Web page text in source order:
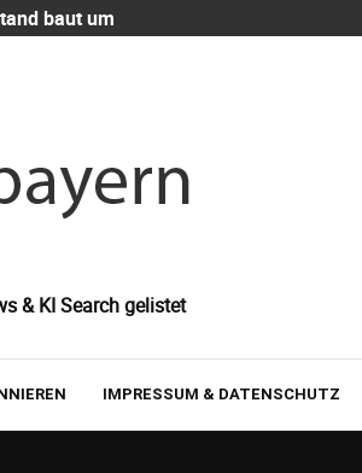
baut um
& KI Search gelistet
IMPRESSUM & DATENSCHUTZ